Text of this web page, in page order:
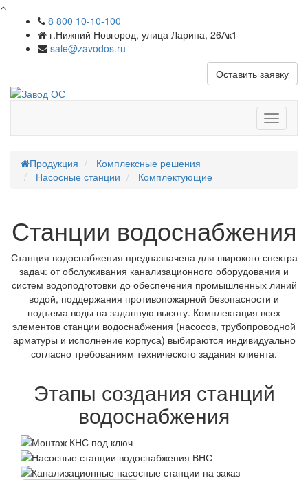
8 800 10-10-100
г.Нижний Новгород, улица Ларина, 26Ак1
sale@zavodos.ru
Оставить заявку
меню
Продукция
Комплексные решения
Насосные станции
Комплектующие
Станции водоснабжения
Станция водоснабжения предназначена для широкого спектра
задач: от обслуживания канализационного оборудования и
систем водоподготовки до обеспечения промышленных линий
водой, поддержания противопожарной безопасности и
подъема воды на заданную высоту. Комплектация всех
элементов станции водоснабжения (насосов, трубопроводной
арматуры и исполнение корпуса) выбираются индивидуально
согласно требованиям технического задания клиента.
Этапы создания станций
водоснабжения